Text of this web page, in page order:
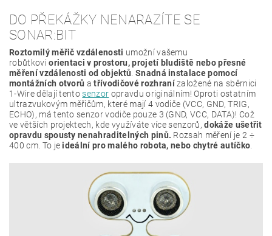
DO PŘEKÁŽKY NENARAZÍTE SE
SONAR:BIT
Roztomilý měřič vzdálenosti umožní vašemu
robůtkoviorientaci v prostoru, projetí bludiště nebo přesné
měření vzdálenosti od objektů Snadná instalace pomocí
montážních otvorů atřívodičové rozhranízaložené na sběrnici
1-Wire dělají tentosenzor opravdu originálním! Oproti ostatním
ultrazvukovým měřičům, které mají 4 vodiče (VCC, GND, TRIG,
ECHO), má tento senzor vodiče pouze 3 (GND, VCC, DATA)! Což
ve větších projektech, kde využíváte více senzorů,dokáže ušetřit
opravdu spousty nenahraditelných pinů. Rozsah měření je 2 ÷
400 cm. To jeideální pro malého robota, nebo chytré autíčko